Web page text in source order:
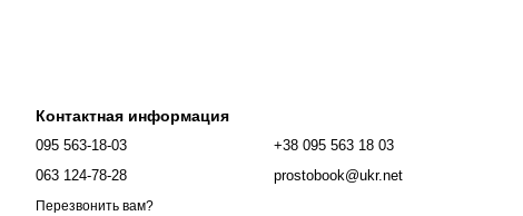
Контактная информация
095 563-18-03
063 124-78-28
Перезвонить вам?
+38 095 563 18 03
prostobook@ukr.net